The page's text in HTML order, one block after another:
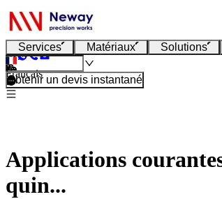
Services Matériaux Solutions
Français
Obtenir un devis instantané
Applications
quin...